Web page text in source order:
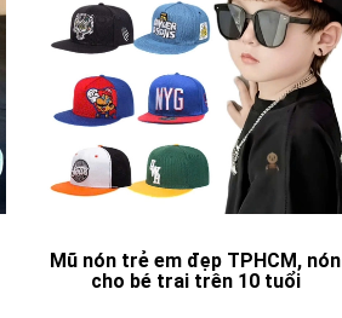
Mũ nón trẻ em đẹp TPHCM, nón
cho bé trai trên 10 tuổi